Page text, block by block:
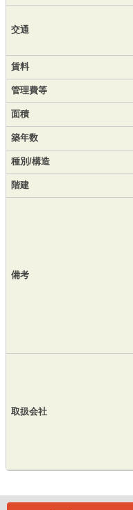
交通
賃料
管理費等
面積
築年数
種別/構造
階建
備考
取扱会社